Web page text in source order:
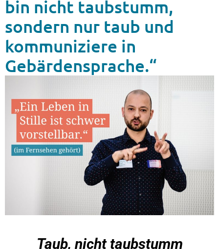
bin nicht taubstumm,
sondern nur taub und
kommuniziere in
Gebärdensprache.“
Taub, nicht taubstumm